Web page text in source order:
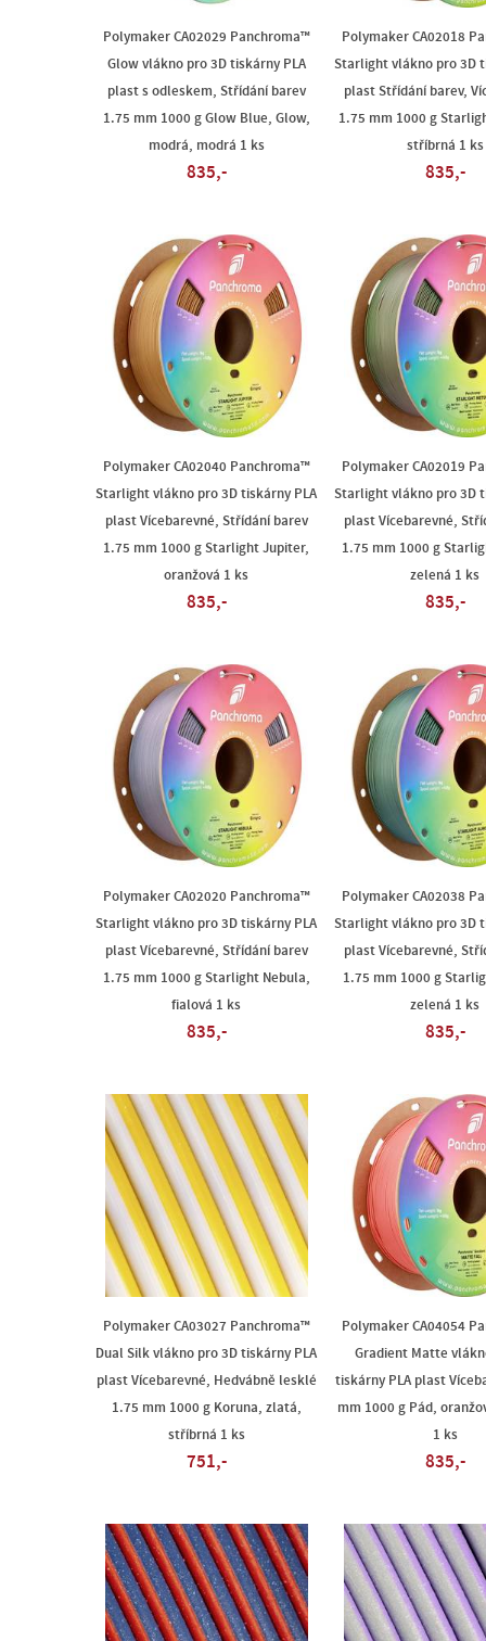
Polymaker CA02029 Panchroma™
Glow vlákno pro 3D tiskárny PLA
plast s odleskem, Střídání barev
1.75 mm 1000 g Glow Blue, Glow,
modrá, modrá 1 ks
835,-
Polymaker CA02018
Starlight vlákno pro 3D
plast Střídání barev,
1.75 mm 1000 g
stříbrná 1 ks
835,-
Polymaker CA02040 Panchroma™
Starlight vlákno pro 3D tiskárny PLA
plast Vícebarevné, Střídání barev
1.75 mm 1000 g Starlight Jupiter,
oranžová 1 ks
835,-
Polymaker CA02019
Starlight vlákno pro 3D
plast Vícebarevné,
1.75 mm 1000 g
zelená 1 ks
835,-
Polymaker CA02020 Panchroma™
Starlight vlákno pro 3D tiskárny PLA
plast Vícebarevné, Střídání barev
1.75 mm 1000 g Starlight Nebula,
fialová 1 ks
835,-
Polymaker CA02038
Starlight vlákno pro 3D
plast Vícebarevné,
1.75 mm 1000 g
zelená 1 ks
835,-
Polymaker CA03027 Panchroma™
Dual Silk vlákno pro 3D tiskárny PLA
plast Vícebarevné, Hedvábně lesklé
1.75 mm 1000 g Koruna, zlatá,
stříbrná 1 ks
751,-
Polymaker CA04054
Gradient Matte
tiskárny PLA plast
mm 1000 g Pád,
1 ks
835,-